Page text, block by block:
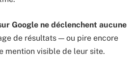
Google ne déclenchent aucune
de résultats — ou pire encore
mention visible de leur site.